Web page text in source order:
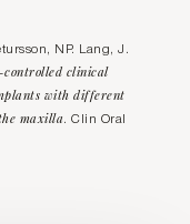
NP. Lang, J.
controlled clinical
with different
maxilla . Clin Oral